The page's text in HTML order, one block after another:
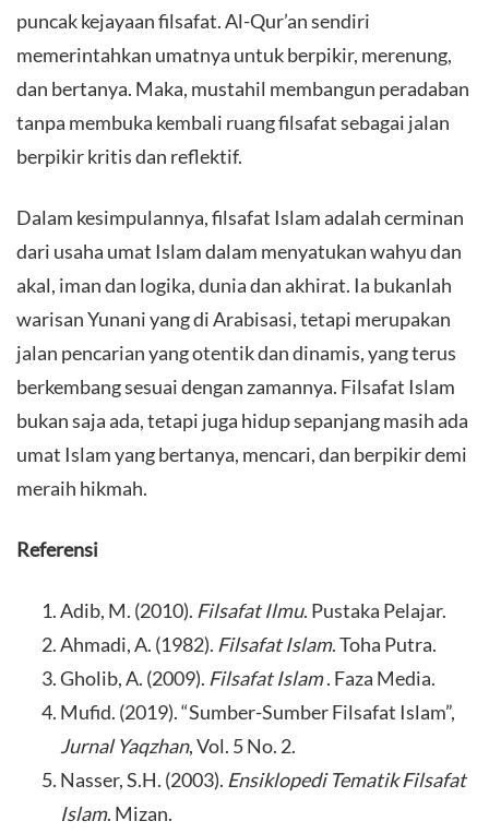
puncak kejayaan filsafat. Al-Qur’an sendiri
memerintahkan umatnya untuk berpikir, merenung,
dan bertanya. Maka, mustahil membangun peradaban
tanpa membuka kembali ruang filsafat sebagai jalan
berpikir kritis dan reflektif.
Dalam kesimpulannya, filsafat Islam adalah cerminan
dari usaha umat Islam dalam menyatukan wahyu dan
akal, iman dan logika, dunia dan akhirat. Ia bukanlah
warisan Yunani yang di Arabisasi, tetapi merupakan
jalan pencarian yang otentik dan dinamis, yang terus
berkembang sesuai dengan zamannya. Filsafat Islam
bukan saja ada, tetapi juga hidup sepanjang masih ada
umat Islam yang bertanya, mencari, dan berpikir demi
meraih hikmah.
Referensi
Adib, M. (2010). Filsafat Ilmu. Pustaka Pelajar.
Ahmadi, A. (1982). Filsafat Islam. Toha Putra.
Gholib, A. (2009). Filsafat Islam. Faza Media.
Mufid. (2019). “Sumber-Sumber Filsafat Islam”,
Jurnal Yaqzhan, Vol. 5 No. 2.
Nasser, S.H. (2003). Ensiklopedi Tematik Filsafat
Islam. Mizan.